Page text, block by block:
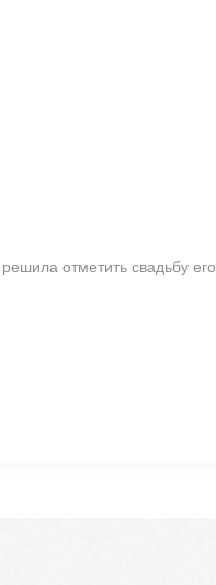
отметить свадьбу его